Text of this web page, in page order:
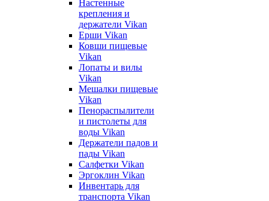
Настенные
крепления и
держатели Vikan
Ерши Vikan
Ковши пищевые
Vikan
Лопаты и вилы
Vikan
Мешалки пищевые
Vikan
Пенораспылители
и пистолеты для
воды Vikan
Держатели падов и
пады Vikan
Салфетки Vikan
Эргоклин Vikan
Инвентарь для
транспорта Vikan